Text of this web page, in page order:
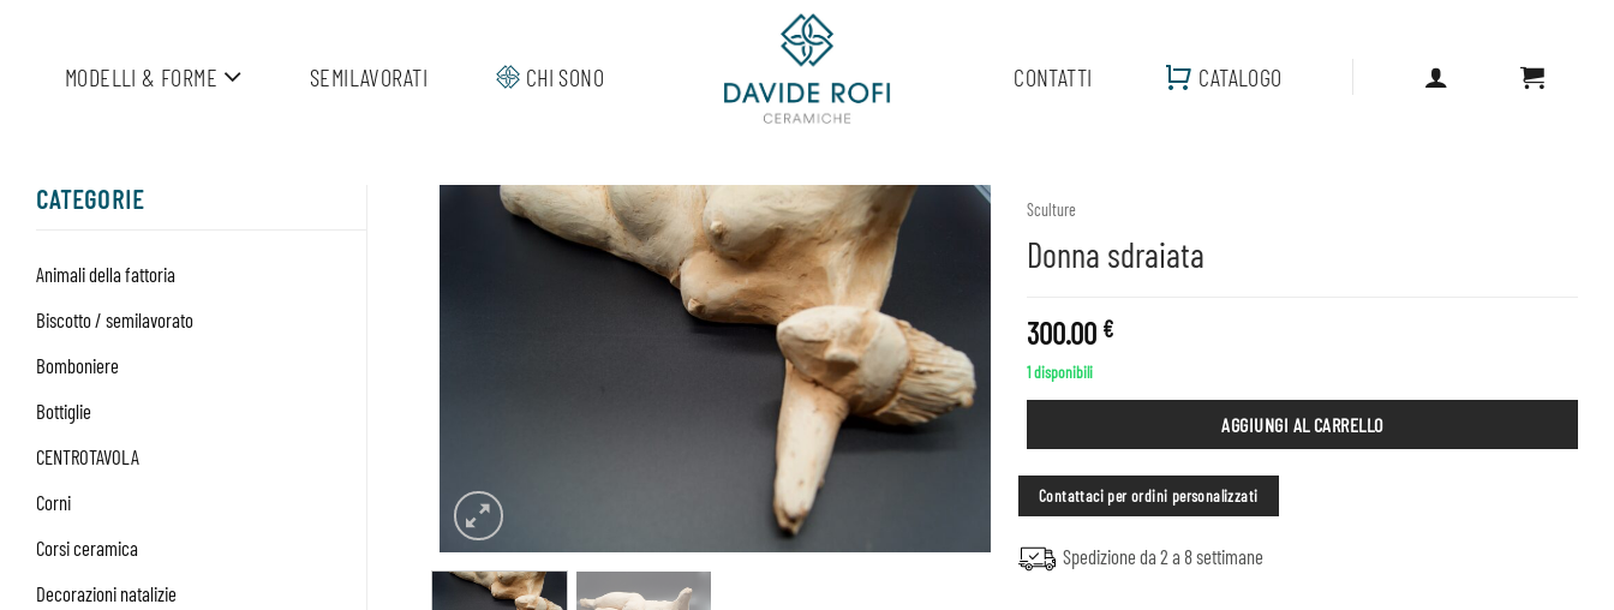
MODELLI & FORME SEMILAVORATI CHI SONO CONTATTI CATALOGO
CATEGORIE
Animali della fattoria
Biscotto / semilavorato
Bomboniere
Bottiglie
CENTROTAVOLA
Corni
Corsi ceramica
Decorazioni natalizie
Sculture
Donna sdraiata
300.00 €
1 disponibili
AGGIUNGI AL CARRELLO
Contattaci per ordini personalizzati
Spedizione da 2 a 8 settimane